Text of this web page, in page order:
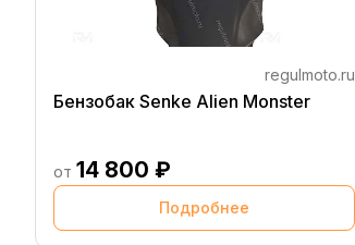
regulmoto.ru
Бензобак Senke Alien Monster
от 14 800 ₽
Подробнее